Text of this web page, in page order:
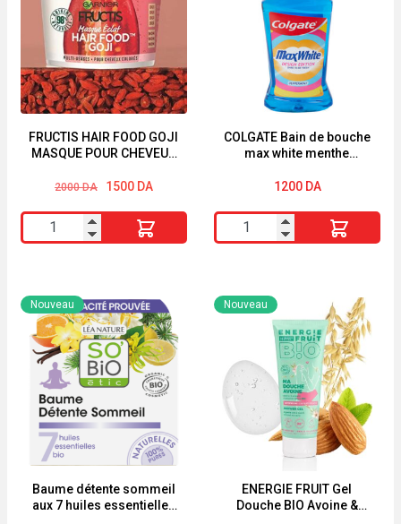
FRUCTIS HAIR FOOD GOJI
MASQUE POUR CHEVEUX
2000DA
Le
initial
était :
2000 DA.
1500 DA
Le
actuel
est :
1500 DA.
quantité
de
HAIR
FOOD
GOJI
MASQUE
POUR
CHEVEUX
COLORÉS
COLGATE Bain de bouche
max white menthe
1200 DA
quantité
de
Bain
de
max
white
menthe
poivrée
Baume détente sommeil
aux 7 huiles essentielles
Nouveau
ENERGIE FRUIT Gel
Douche BIO Avoine &
Nouveau